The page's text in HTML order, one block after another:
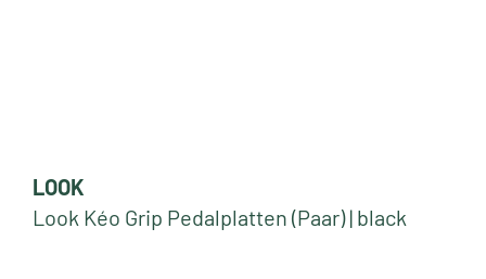
LOOK
Look Kéo Grip Pedalplatten (Paar) | black